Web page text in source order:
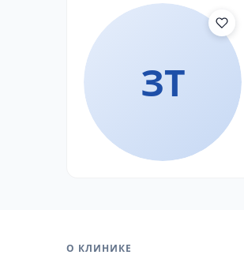
ЗТ
О КЛИНИКЕ